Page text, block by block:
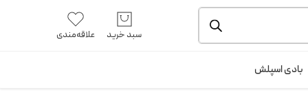
و بسته بندی را ملاحظه بفرمایید. آموزش خرید از سایت
سبد خرید علاقه‌مندی
بادی اسپلش